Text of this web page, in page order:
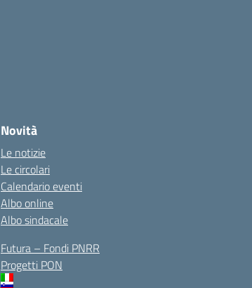
Novità
Le notizie
Le circolari
Calendario eventi
Albo online
Albo sindacale
Futura – Fondi PNRR
Progetti PON